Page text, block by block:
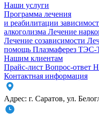
Наши услуги
Программа лечения
и реабилитации
алкоголизма Лечение
Лечение созависимости
помощь Плазмаферез ТЭС-
Нашим клиентам
Прайс-лист Вопрос-ответ
Контактная информация
Адрес: г. Саратов, ул.